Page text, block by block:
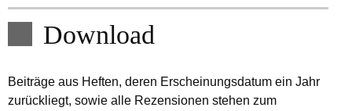
Download
Beiträge aus Heften, deren Erscheinungsdatum ein Jahr
zurückliegt, sowie alle Rezensionen stehen zum